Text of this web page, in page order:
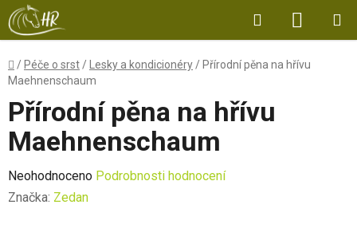
Přejít
na
obsah
Hledat
KOŠÍK
Domů
/ Péče o srst / Lesky a kondicionéry / Přírodní pěna na hřívu
Maehnenschaum
Přírodní pěna na hřívu
Maehnenschaum
Průměrné
hodnocení
Neohodnoceno Podrobnosti hodnocení
Značka: Zedan